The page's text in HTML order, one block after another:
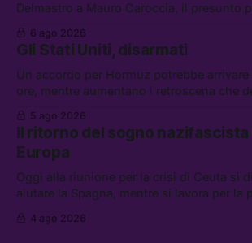
Delmastro a Mauro Caroccia, il presunto
attacchi in Libano, il governo chiederà 36
flessibilità in armi e energia, e Grokipedia
abbandonata
6 ago 2026
Gli Stati Uniti, disarmati
Un accordo per Hormuz potrebbe
ore, mentre aumentano i retroscena che
chi aspetta i dispersi di Ceuta, il boom dei
diluiti, e quanti attivisti anti data center
5 ago 2026
Il ritorno del sogno nazifascista
Europa
Oggi alla riunione per la crisi di Ceuta si
aiutare la Spagna, mentre si lavora per la
spontanei a Gaza, un giovane di 19 anni è
4 ago 2026